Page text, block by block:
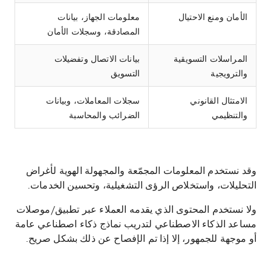
الأمان ومنع الاحتيال
معلومات الجهاز، بيانات
المصادقة، وسجلات الأمان
المراسلات التسويقية
والترويجية
بيانات الاتصال وتفضيلات
التسويق
الامتثال القانوني
والتنظيمي
سجلات المعاملات، وبيانات
الضرائب والمحاسبة
وقد نستخدم المعلومات المجمّعة والمجهولة الهوية لأغراض
التحليلات، واستخلاص الرؤى التشغيلية، وتحسين الخدمات.
ولا نستخدم المحتوى الذي يقدمه العملاء عبر تطبيق/موصلات
مساعد الذكاء الاصطناعي لتدريب نماذج ذكاء اصطناعي عامة
أو موجهة للجمهور، إلا إذا تم الإفصاح عن ذلك بشكل صريح.